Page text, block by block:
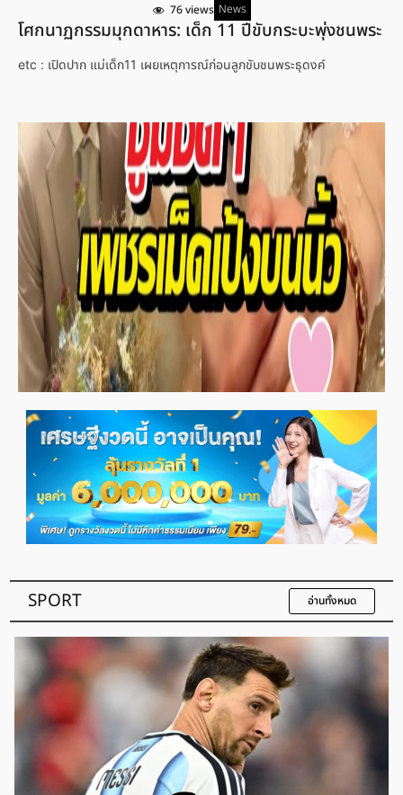
76 views News
โศกนาฏกรรมมุกดาหาร: เด็ก 11 ปีขับกระบะพุ่งชนพระ
etc : เปิดปาก แม่เด็ก11 เผยเหตุการณ์ก่อนลูกขับชนพระธุดงค์
ข่าวและบทความ ประจำสัปดาห์
พระพาย รมิดา สละโสด! วิวาห์หรูลูกชายเนวิน
SPORT อ่านทั้งหมด